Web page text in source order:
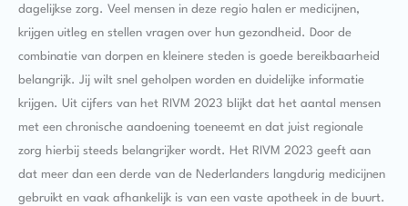
dagelijkse zorg. Veel mensen in deze regio halen er medicijnen,
krijgen uitleg en stellen vragen over hun gezondheid. Door de
combinatie van dorpen en kleinere steden is goede bereikbaarheid
belangrijk. Jij wilt snel geholpen worden en duidelijke informatie
krijgen. Uit cijfers van het RIVM 2023 blijkt dat het aantal mensen
met een chronische aandoening toeneemt en dat juist regionale
zorg hierbij steeds belangrijker wordt. Het RIVM 2023 geeft aan
dat meer dan een derde van de Nederlanders langdurig medicijnen
gebruikt en vaak afhankelijk is van een vaste apotheek in de buurt.